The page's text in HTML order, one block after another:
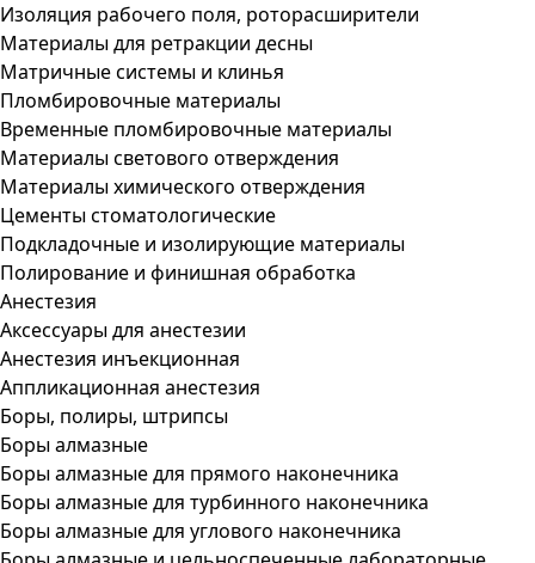
Изоляция рабочего поля, роторасширители
Материалы для ретракции десны
Матричные системы и клинья
Пломбировочные материалы
Временные пломбировочные материалы
Материалы светового отверждения
Материалы химического отверждения
Цементы стоматологические
Подкладочные и изолирующие материалы
Полирование и финишная обработка
Анестезия
Аксессуары для анестезии
Анестезия инъекционная
Аппликационная анестезия
Боры, полиры, штрипсы
Боры алмазные
Боры алмазные для прямого наконечника
Боры алмазные для турбинного наконечника
Боры алмазные для углового наконечника